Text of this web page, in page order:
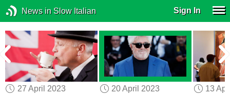
News in Slow Italian Sign In
27 April 2023
20 April 2023
13